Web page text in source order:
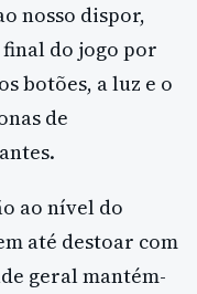
nosso dispor,
final do jogo por
botões, a luz e o
de
ao nível do
até destoar com
geral mantém-